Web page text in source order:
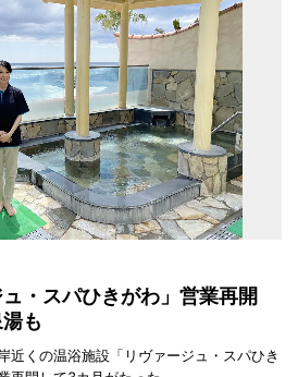
・スパひきがわ」営業再開
も
近くの温浴施設「リヴァージュ・スパひき